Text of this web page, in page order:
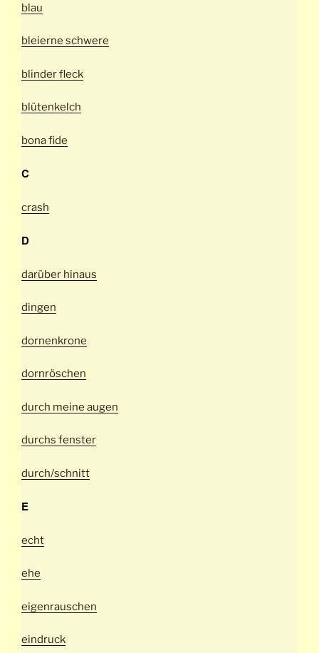
blau
bleierne schwere
blinder fleck
blütenkelch
bona fide
C
crash
D
darüber hinaus
dingen
dornenkrone
dornröschen
durch meine augen
durchs fenster
durch/schnitt
E
echt
ehe
eigenrauschen
eindruck